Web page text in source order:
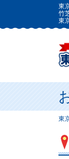
東
竹
東
東